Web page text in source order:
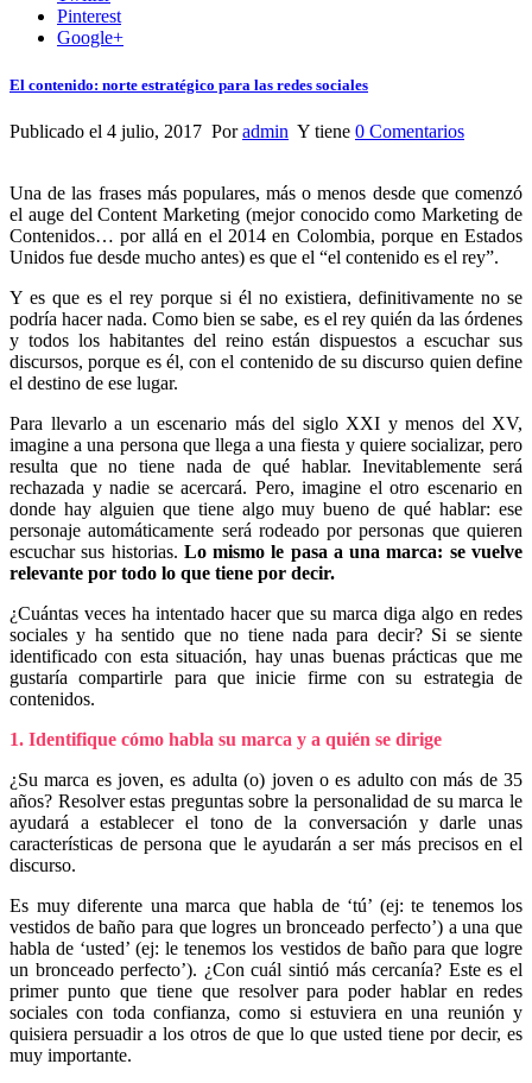
Pinterest
Google+
El contenido: norte estratégico para las redes sociales
Publicado el 4 julio, 2017 Poradmin Y tiene 0 Comentarios
Una de las frases más populares, más o menos desde que comenzó
el auge del Content Marketing (mejor conocido como Marketing de
Contenidos… por allá en el 2014 en Colombia, porque en Estados
Unidos fue desde mucho antes) es que el “el contenido es el rey”.
Y es que es el rey porque si él no existiera, definitivamente no se
podría hacer nada. Como bien se sabe, es el rey quién da las órdenes
y todos los habitantes del reino están dispuestos a escuchar sus
discursos, porque es él, con el contenido de su discurso quien define
el destino de ese lugar.
Para llevarlo a un escenario más del siglo XXI y menos del XV,
imagine a una persona que llega a una fiesta y quiere socializar, pero
resulta que no tiene nada de qué hablar. Inevitablemente será
rechazada y nadie se acercará. Pero, imagine el otro escenario en
donde hay alguien que tiene algo muy bueno de qué hablar: ese
personaje automáticamente será rodeado por personas que quieren
escuchar sus historias. Lo mismo le pasa a una marca: se vuelve
relevante por todo lo que tiene por decir.
¿Cuántas veces ha intentado hacer que su marca diga algo en redes
sociales y ha sentido que no tiene nada para decir? Si se siente
identificado con esta situación, hay unas buenas prácticas que me
gustaría compartirle para que inicie firme con su estrategia de
contenidos.
1. Identifique cómo habla su marca y a quién se dirige
¿Su marca es joven, es adulta (o) joven o es adulto con más de 35
años? Resolver estas preguntas sobre la personalidad de su marca le
ayudará a establecer el tono de la conversación y darle unas
características de persona que le ayudarán a ser más precisos en el
discurso.
Es muy diferente una marca que habla de ‘tú’ (ej: te tenemos los
vestidos de baño para que logres un bronceado perfecto’) a una que
habla de ‘usted’ (ej: le tenemos los vestidos de baño para que logre
un bronceado perfecto’). ¿Con cuál sintió más cercanía? Este es el
primer punto que tiene que resolver para poder hablar en redes
sociales con toda confianza, como si estuviera en una reunión y
quisiera persuadir a los otros de que lo que usted tiene por decir, es
muy importante.